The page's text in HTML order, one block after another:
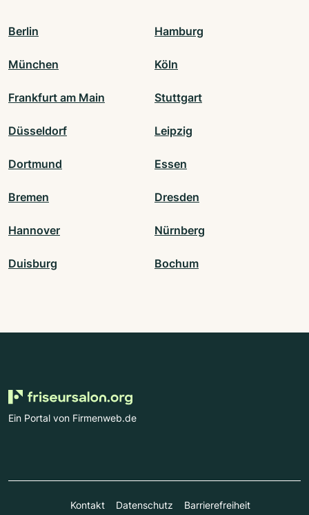
Berlin Hamburg
München Köln
Frankfurt am Main Stuttgart
Düsseldorf Leipzig
Dortmund Essen
Bremen Dresden
Hannover Nürnberg
Duisburg Bochum
Ein Portal von Firmenweb.de
Kontakt Datenschutz Barrierefreiheit